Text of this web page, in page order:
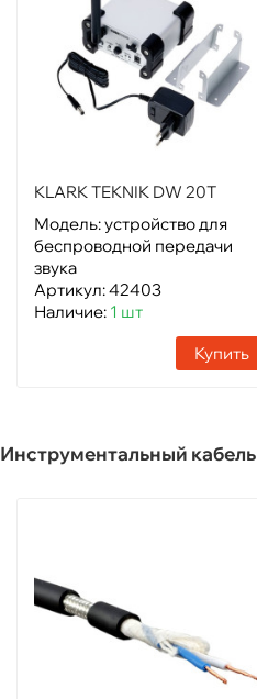
KLARK TEKNIK DW 20T
Модель: устройство для
беспроводной передачи
звука
Артикул: 42403
Наличие: 1 шт
Купить
Инструментальный кабель